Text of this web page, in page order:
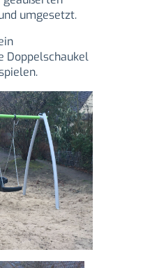
umgesetzt.
Doppelschaukel